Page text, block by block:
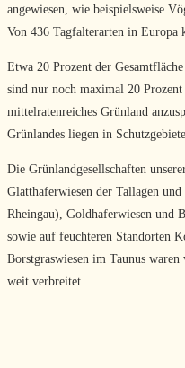
angewiesen, wie beispielsweise
Von 436 Tagfalterarten in
Etwa 20 Prozent der
sind nur noch maximal 20 Prozent
mittelratenreiches Grünland
Grünlandes liegen in
Die Grünlandgesellschaften
Glatthaferwiesen der Tallagen
Rheingau), Goldhaferwiesen und
sowie auf feuchteren Standorten
Borstgraswiesen im Taunus
weit verbreitet.